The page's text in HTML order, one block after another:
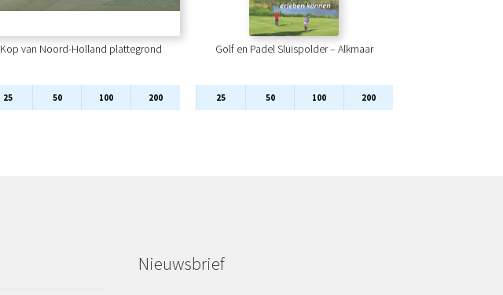
Kop van Noord-Holland plattegrond
25 50 100 200
Golf en Padel Sluispolder – Alkmaar
25 50 100 200
Nieuwsbrief